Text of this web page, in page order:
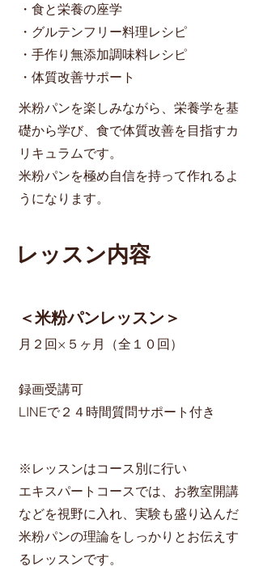
・食と栄養の座学
・グルテンフリー料理レシピ
・手作り無添加調味料レシピ
​・体質改善サポート
米粉パンを楽しみながら、栄養学を基
礎から学び、食で体質改善を目指すカ
リキュラムです。
米粉パンを極め自信を持って作れるよ
うになります。
レッスン内容
＜米粉パンレッスン＞
月２回×５ヶ月（全１０回）
録画受講可
LINEで２４時間質問サポート付き
※レッスンはコース別に行い
エキスパートコースでは、お教室開講
などを視野に入れ、実験も盛り込んだ
米粉パンの理論をしっかりとお伝えす
るレッスンです。